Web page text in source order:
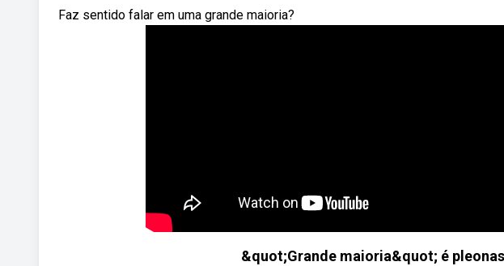
Faz sentido falar em uma grande maioria?
&quot;Grande maioria&quot; é